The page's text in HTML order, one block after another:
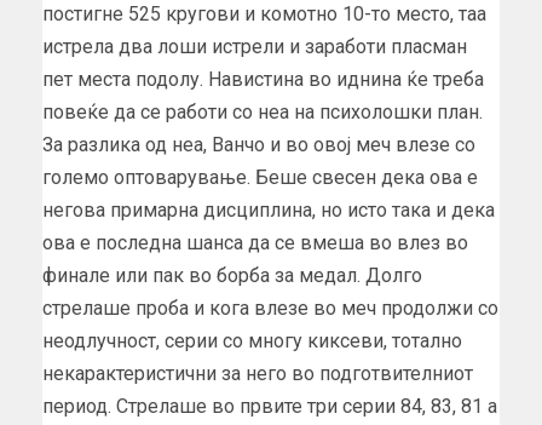
постигне 525 кругови и комотно 10-то место, таа
истрела два лоши истрели и заработи пласман
пет места подолу. Навистина во иднина ќе треба
повеќе да се работи со неа на психолошки план.
За разлика од неа, Ванчо и во овој меч влезе со
големо оптоварување. Беше свесен дека ова е
негова примарна дисциплина, но исто така и дека
ова е последна шанса да се вмеша во влез во
финале или пак во борба за медал. Долго
стрелаше проба и кога влезе во меч продолжи со
неодлучност, серии со многу киксеви, тотално
некарактеристични за него во подготвителниот
период. Стрелаше во првите три серии 84, 83, 81 а